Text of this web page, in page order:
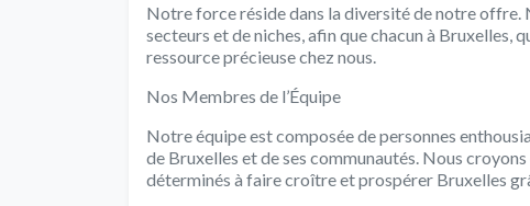
Notre force réside dans la diversité de notre offre.
secteurs et de niches, afin que chacun à Bruxelles,
ressource précieuse chez nous.
Nos Membres de l’Équipe
Notre équipe est composée de personnes
de Bruxelles et de ses communautés. Nous
déterminés à faire croître et prospérer Bruxelles